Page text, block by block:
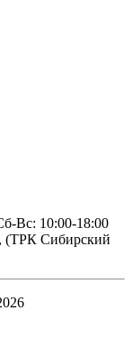
Вс: 10:00-18:00
(ТРК Сибирский